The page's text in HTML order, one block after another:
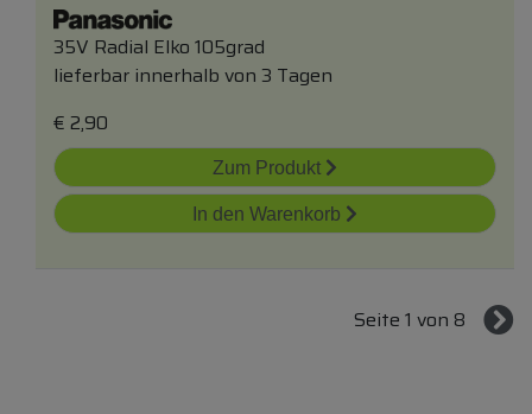
35V Radial Elko 105grad
lieferbar innerhalb von 3 Tagen
€ 2,90
Zum Produkt
In den Warenkorb
Seite 1 von 8